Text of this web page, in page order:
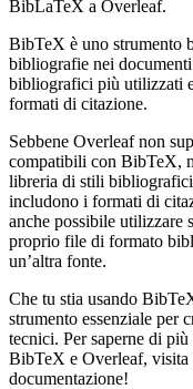
BibLaTeX a Overleaf.
BibTeX è uno strumento
bibliografie nei
bibliografici più utilizzati
formati di citazione.
Sebbene Overleaf non
compatibili con BibTeX,
libreria di stili
includono i formati di
anche possibile utilizzare
proprio file di formato
un’altra fonte.
Che tu stia usando
strumento essenziale per
tecnici. Per saperne di
BibTeX e Overleaf, visita
documentazione!